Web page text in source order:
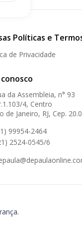
Políticas e
de Privacidade
da Assembleia, n° 93
4, Centro
Janeiro, RJ, Cep.
99954-2464
2524-0545/6